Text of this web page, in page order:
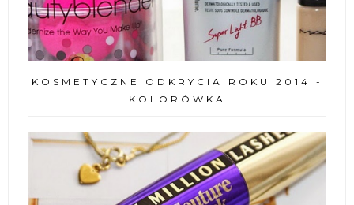
KOSMETYCZNE ODKRYCIA ROKU 2014 -
KOLORÓWKA